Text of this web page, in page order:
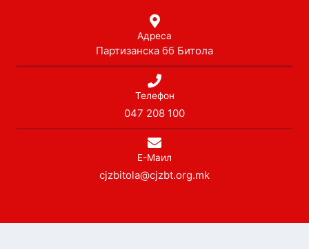
Адреса
Партизанска бб Битола
Телефон
047 208 100
Е-Маил
cjzbitola@cjzbt.org.mk